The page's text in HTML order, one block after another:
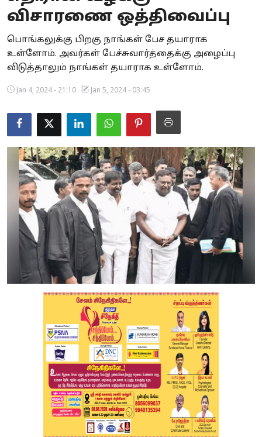
Business
Crime
Tamilnadu
National
World
Astrology
Spirituality
Weather
Politics
விசாரணை ஒத்திவைப்பு
பொங்கலுக்கு பிறகு நாங்கள் பேச தயாராக
உள்ளோம். அவர்கள் பேச்சுவார்த்தைக்கு அழைப்பு
விடுத்தாலும் நாங்கள் தயாராக உள்ளோம்.
Jan 4, 2024 - 21:10 Jan 5, 2024 - 03:45